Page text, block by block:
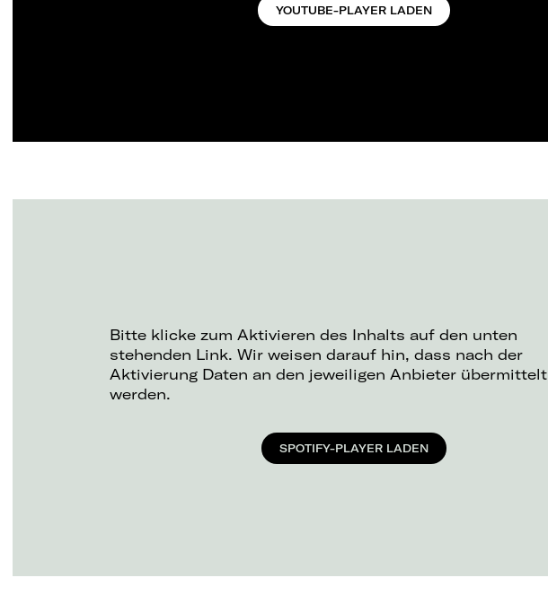
YOUTUBE-PLAYER LADEN
Bitte klicke zum Aktivieren des Inhalts auf den unten
stehenden Link. Wir weisen darauf hin, dass nach der
Aktivierung Daten an den jeweiligen Anbieter übermittelt
werden.
SPOTIFY-PLAYER LADEN